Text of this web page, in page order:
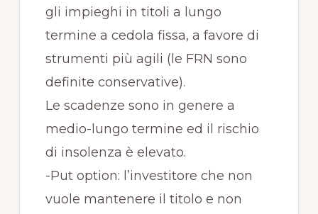
gli impieghi in titoli a lungo
termine a cedola fissa, a favore di
strumenti più agili (le FRN sono
definite conservative).
Le scadenze sono in genere a
medio-lungo termine ed il rischio
di insolenza è elevato.
-Put option: l’investitore che non
vuole mantenere il titolo e non